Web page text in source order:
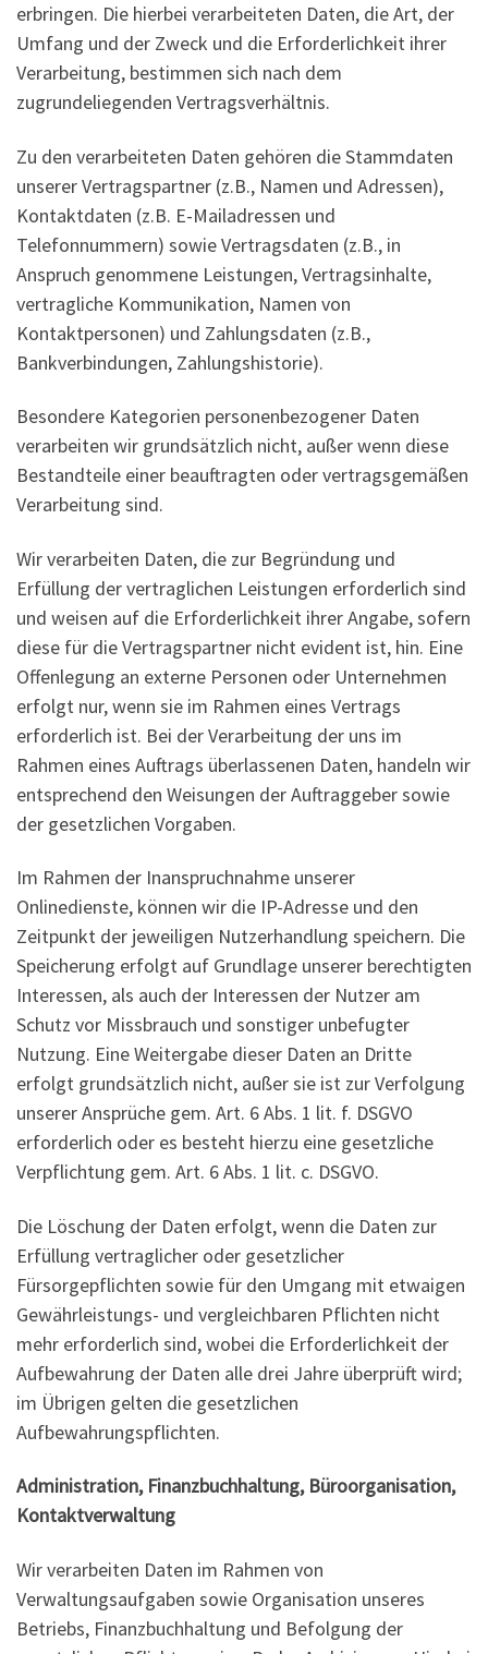
erbringen. Die hierbei verarbeiteten Daten, die Art, der
Umfang und der Zweck und die Erforderlichkeit ihrer
Verarbeitung, bestimmen sich nach dem
zugrundeliegenden Vertragsverhältnis.
Zu den verarbeiteten Daten gehören die Stammdaten
unserer Vertragspartner (z.B., Namen und Adressen),
Kontaktdaten (z.B. E-Mailadressen und
Telefonnummern) sowie Vertragsdaten (z.B., in
Anspruch genommene Leistungen, Vertragsinhalte,
vertragliche Kommunikation, Namen von
Kontaktpersonen) und Zahlungsdaten (z.B.,
Bankverbindungen, Zahlungshistorie).
Besondere Kategorien personenbezogener Daten
verarbeiten wir grundsätzlich nicht, außer wenn diese
Bestandteile einer beauftragten oder vertragsgemäßen
Verarbeitung sind.
Wir verarbeiten Daten, die zur Begründung und
Erfüllung der vertraglichen Leistungen erforderlich sind
und weisen auf die Erforderlichkeit ihrer Angabe, sofern
diese für die Vertragspartner nicht evident ist, hin. Eine
Offenlegung an externe Personen oder Unternehmen
erfolgt nur, wenn sie im Rahmen eines Vertrags
erforderlich ist. Bei der Verarbeitung der uns im
Rahmen eines Auftrags überlassenen Daten, handeln wir
entsprechend den Weisungen der Auftraggeber sowie
der gesetzlichen Vorgaben.
Im Rahmen der Inanspruchnahme unserer
Onlinedienste, können wir die IP-Adresse und den
Zeitpunkt der jeweiligen Nutzerhandlung speichern. Die
Speicherung erfolgt auf Grundlage unserer berechtigten
Interessen, als auch der Interessen der Nutzer am
Schutz vor Missbrauch und sonstiger unbefugter
Nutzung. Eine Weitergabe dieser Daten an Dritte
erfolgt grundsätzlich nicht, außer sie ist zur Verfolgung
unserer Ansprüche gem. Art. 6 Abs. 1 lit. f. DSGVO
erforderlich oder es besteht hierzu eine gesetzliche
Verpflichtung gem. Art. 6 Abs. 1 lit. c. DSGVO.
Die Löschung der Daten erfolgt, wenn die Daten zur
Erfüllung vertraglicher oder gesetzlicher
Fürsorgepflichten sowie für den Umgang mit etwaigen
Gewährleistungs- und vergleichbaren Pflichten nicht
mehr erforderlich sind, wobei die Erforderlichkeit der
Aufbewahrung der Daten alle drei Jahre überprüft wird;
im Übrigen gelten die gesetzlichen
Aufbewahrungspflichten.
Administration, Finanzbuchhaltung, Büroorganisation,
Kontaktverwaltung
Wir verarbeiten Daten im Rahmen von
Verwaltungsaufgaben sowie Organisation unseres
Betriebs, Finanzbuchhaltung und Befolgung der